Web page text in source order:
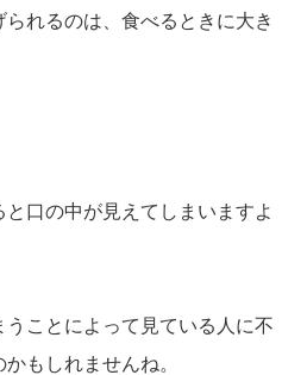
れるのは、食べるときに大き
口の中が見えてしまいますよ
ことによって見ている人に不
もしれませんね。